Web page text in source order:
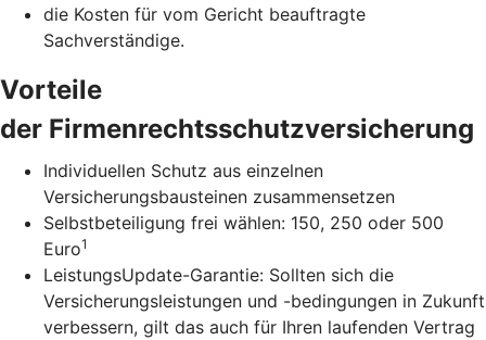
die Kosten für vom Gericht beauftragte
Sachverständige.
Vorteile
der Firmenrechtsschutzversicherung
Individuellen Schutz aus einzelnen
Versicherungsbausteinen zusammensetzen
Selbstbeteiligung frei wählen: 150, 250 oder 500
Euro1
LeistungsUpdate-Garantie: Sollten sich die
Versicherungsleistungen und -bedingungen in Zukunft
verbessern, gilt das auch für Ihren laufenden Vertrag